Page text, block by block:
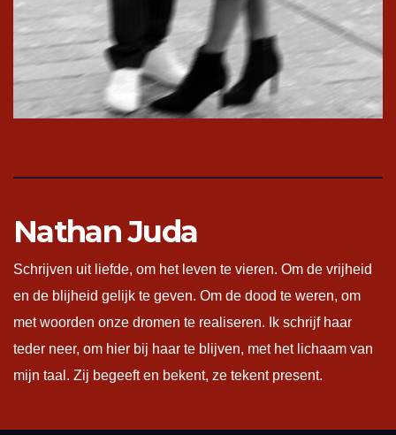
Nathan Juda
Schrijven uit liefde, om het leven te vieren. Om de vrijheid
en de blijheid gelijk te geven. Om de dood te weren, om
met woorden onze dromen te realiseren. Ik schrijf haar
teder neer, om hier bij haar te blijven, met het lichaam van
mijn taal. Zij begeeft en bekent, ze tekent present.